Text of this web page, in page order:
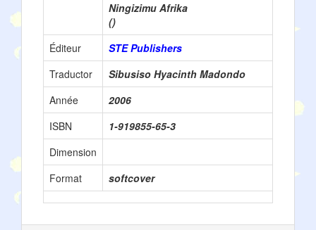
Ningizimu Afrika
()
Éditeur
STE Publishers
Traductor
Sibusiso Hyacinth Madondo
Année
2006
ISBN
1-919855-65-3
Dimension
Format
softcover